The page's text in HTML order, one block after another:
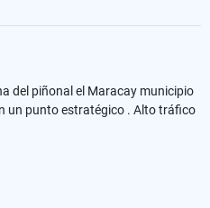
del piñonal el Maracay municipio
un punto estratégico . Alto tráfico